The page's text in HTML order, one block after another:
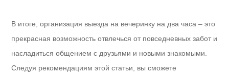
В итоге, организация выезда на вечеринку на два часа – это
прекрасная возможность отвлечься от повседневных забот и
насладиться общением с друзьями и новыми знакомыми.
Следуя рекомендациям этой статьи, вы сможете